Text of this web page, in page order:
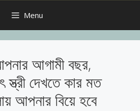
Menu
আগামী বছর,
দেখতে কার মত
আপনার বিয়ে হবে